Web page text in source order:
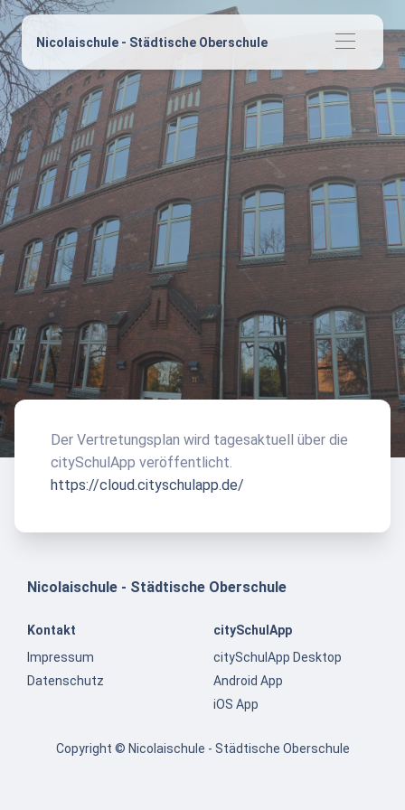
Nicolaischule - Städtische Oberschule
Der Vertretungsplan wird tagesaktuell über die
citySchulApp veröffentlicht.
https://cloud.cityschulapp.de/
Nicolaischule - Städtische Oberschule
Kontakt
Impressum
Datenschutz
citySchulApp
citySchulApp Desktop
Android App
iOS App
Copyright © Nicolaischule - Städtische Oberschule